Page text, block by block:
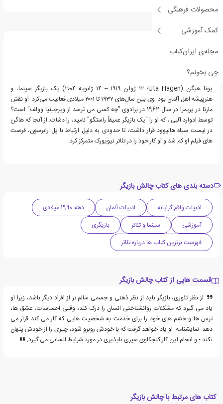
محصولات فرهنگی
کمک آموزشی
مجله‌ی ایران‌کتاب
چی بخونم؟
درباره اوتا هاگن
یوتا هیگن (Uta Hagen؛ ۱۲ ژوئن ۱۹۱۹ – ۱۴ ژانویه ۲۰۰۴) یک بازیگر سینما، و
هنرپیشه اهل آلمان بود. وی بین سال‌های ۱۹۳۷ تا ۲۰۰۱ میلادی فعالیت می‌کرد. او نقش
مارتا در پریمرا در سال 1962 در برادوی "چه کسی می ترسد از ویرجینیا وولف" است؟
توسط ادوارد آلبی ، که او را "یک بازیگر عمیقاً راستگو" نامید، را دشات. از آنجا که هاگن
در لیست سیاه هالیوود قرار داشت، تا حدودی به دلیل ارتباط با پل رابرسون، فرصت
های فیلم او کم شد و او کار خود را در تئاتر نیویورک متمرکز کرد.
دسته بندی های کتاب چالش بازیگر
ادبیات واقع گرایانه ادبیات آلمان
دهه 1990 میلادی
آموزشی
سینما و تئاتر
بازیگری
فهرست برترین کتاب ها درباره تئاتر
قسمت هایی از کتاب چالش بازیگر
از نظر تئوری، بازیگر باید از نظر ذهنی و جسمی سالم تر از افراد دیگر باشد، زیرا او
یاد می گیرد که مشکلات روانشناختی انسان را درک کند، وقتی احساسات، عشق ها،
ترس ها و خشم های خود را برای خدمت به شخصیت هایی که کار می کند قرار می
دهد. نمایشنامه. او یاد خواهد گرفت که با خودش روبرو شود، چیزی را از خودش پنهان
نکند - و انجام این کار کنجکاوی سیری ناپذیری در مورد شرایط انسانی می گیرد.
کتاب های مرتبط با چالش بازیگر